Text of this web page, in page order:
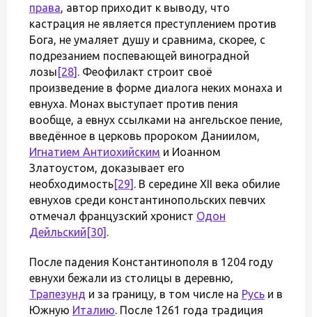
права, автор приходит к выводу, что
кастрация не является преступлением против
Бога, не умаляет душу и сравнима, скорее, с
подрезанием поспевающей виноградной
лозы [28] . Феофилакт строит своё
произведение в форме диалога неких монаха и
евнуха. Монах выступает против пения
вообще, а евнух ссылками на ангельское пение,
введённое в церковь пророком Даниилом,
Игнатием Антиохийским и Иоанном
Златоустом, доказывает его
необходимость[29] . В середине XII века обилие
евнухов среди константинопольских певчих
отмечал французский хронист Одон
Дейльский [30] .
После падения Константинополя в 1204 году
евнухи бежали из столицы в деревню,
Трапезунд и за границу, в том числе на Русь и в
Южную Италию. После 1261 года традиция